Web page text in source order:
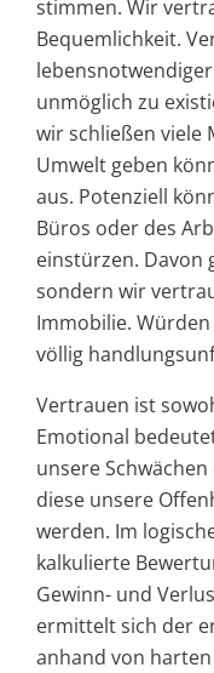
stimmen. Wir
Bequemlichkeit.
unmöglich zu
wir schließen viele
Umwelt geben
aus. Potenziell
Büros oder des
einstürzen. Davon
sondern wir
Immobilie.
völlig
Vertrauen ist
Emotional
unsere
diese unsere
werden. Im
kalkulierte
Gewinn- und
ermittelt sich der
anhand von